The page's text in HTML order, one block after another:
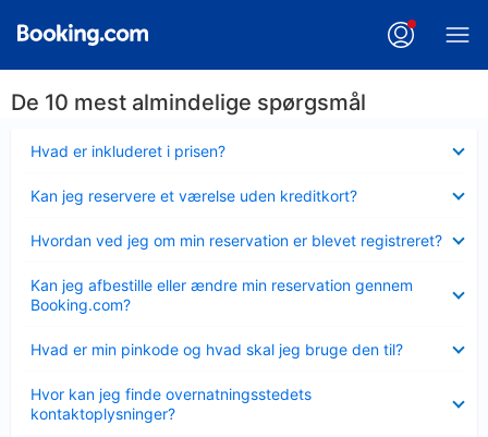
De 10 mest almindelige spørgsmål
Hvad er inkluderet i prisen?
Kan jeg reservere et værelse uden kreditkort?
Hvordan ved jeg om min reservation er blevet registreret?
Kan jeg afbestille eller ændre min reservation gennem
Booking.com?
Hvad er min pinkode og hvad skal jeg bruge den til?
Hvor kan jeg finde overnatningsstedets
kontaktoplysninger?